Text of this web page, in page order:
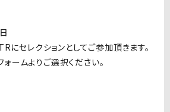
にセレクションとしてご参加頂きます。
ームよりご選択ください。